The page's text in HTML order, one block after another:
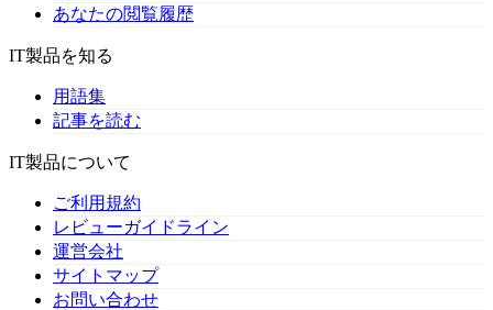
あなたの閲覧履歴
IT製品を知る
用語集
記事を読む
IT製品について
ご利用規約
レビューガイドライン
運営会社
サイトマップ
お問い合わせ